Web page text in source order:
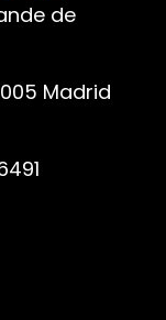
de
Madrid